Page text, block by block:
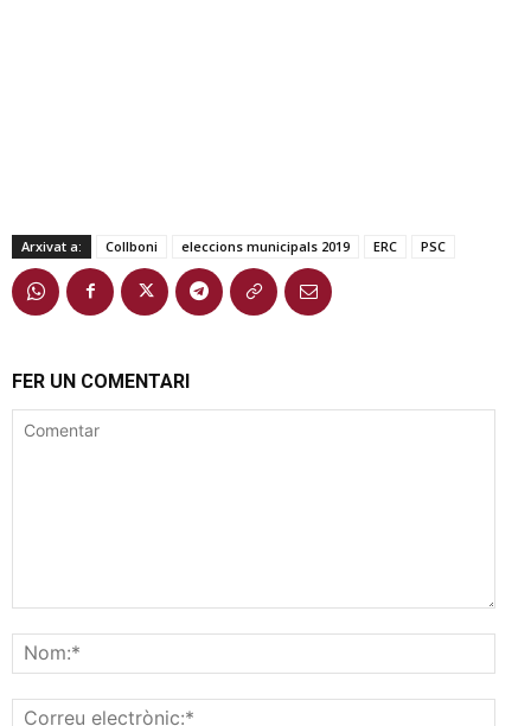
Arxivat a: Collboni eleccions municipals 2019 ERC PSC
FER UN COMENTARI